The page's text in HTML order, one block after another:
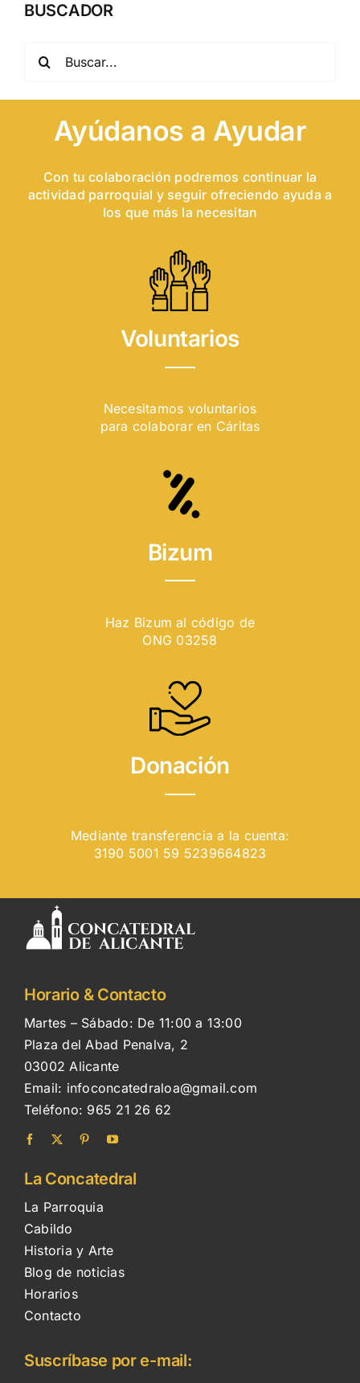
BUSCADOR
Ayúdanos a Ayudar
Con tu colaboración podremos continuar la
actividad parroquial y seguir ofreciendo ayuda a
los que más la necesitan
Voluntarios
Necesitamos voluntarios
para colaborar en Cáritas
Bizum
Haz Bizum al código de
ONG 03258
Donación
Mediante transferencia a la cuenta:
3190 5001 59 5239664823
Horario & Contacto
Martes – Sábado: De 11:00 a 13:00
Plaza del Abad Penalva, 2
03002 Alicante
Email: infoconcatedraloa@gmail.com
Teléfono: 965 21 26 62
La Concatedral
La Parroquia
Cabildo
Historia y Arte
Blog de noticias
Horarios
Contacto
Suscríbase por e-mail: